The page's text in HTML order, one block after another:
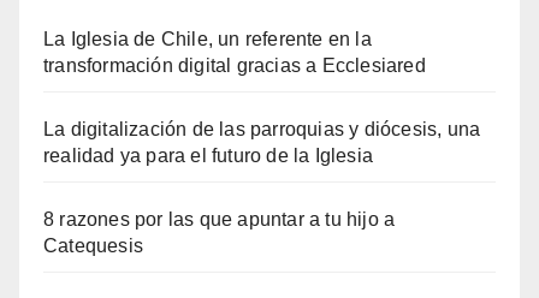
La Iglesia de Chile, un referente en la
transformación digital gracias a Ecclesiared
La digitalización de las parroquias y diócesis, una
realidad ya para el futuro de la Iglesia
8 razones por las que apuntar a tu hijo a
Catequesis